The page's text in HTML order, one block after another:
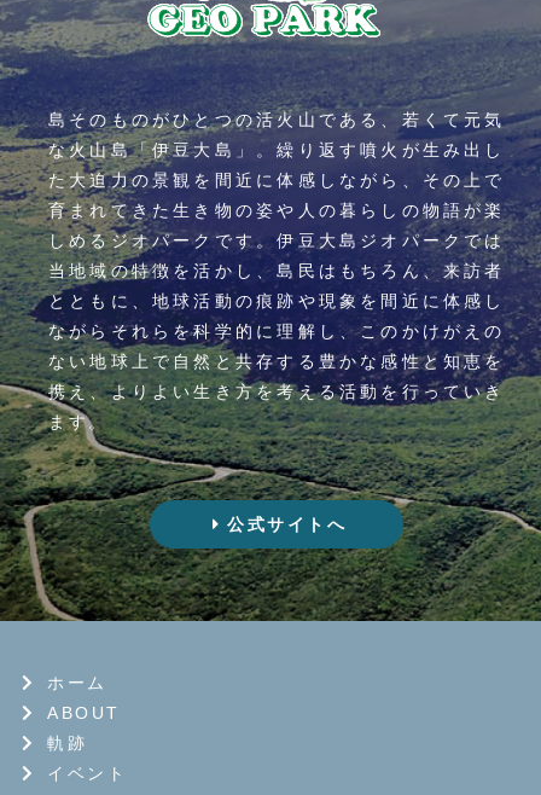
島そのものがひとつの活火山である、若くて元気
な火山島「伊豆大島」。繰り返す噴火が生み出し
た大迫力の景観を間近に体感しながら、その上で
育まれてきた生き物の姿や人の暮らしの物語が楽
しめるジオパークです。伊豆大島ジオパークでは
当地域の特徴を活かし、島民はもちろん、来訪者
とともに、地球活動の痕跡や現象を間近に体感し
ながらそれらを科学的に理解し、このかけがえの
ない地球上で自然と共存する豊かな感性と知恵を
携え、よりよい生き方を考える活動を行っていき
ます。
公式サイトへ
ホーム
ABOUT
軌跡
イベント